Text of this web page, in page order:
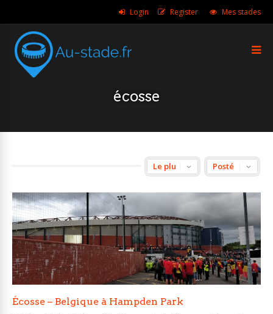
Login Register Mes stades
écosse
Écosse – Belgique à Hampden Park